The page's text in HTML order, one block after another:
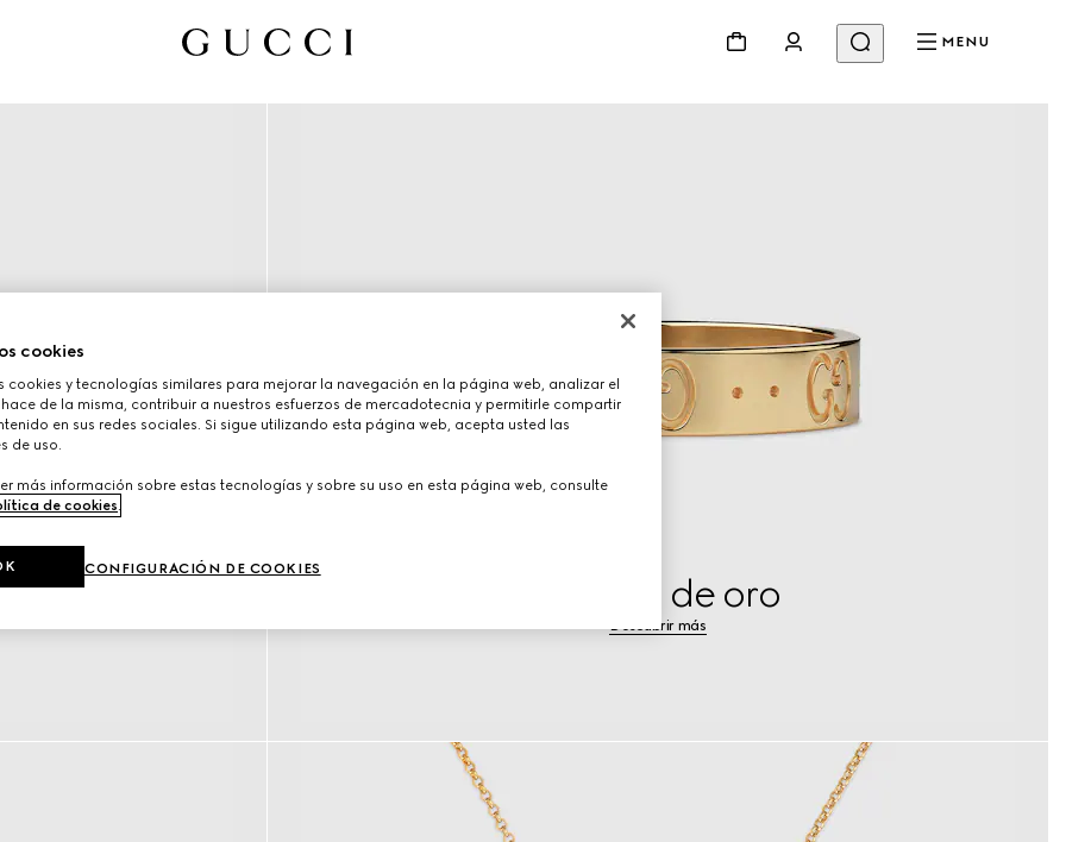
MENU
Joyería de oro
Descubrir más
cookies
cookies y tecnologías similares para mejorar la navegación en la página web, analizar el
hace de la misma, contribuir a nuestros esfuerzos de mercadotecnia y permitirle compartir
en sus redes sociales. Si sigue utilizando esta página web, acepta usted las
de uso.
más información sobre estas tecnologías y sobre su uso en esta página web, consulte
de cookies.
CONFIGURACIÓN DE COOKIES